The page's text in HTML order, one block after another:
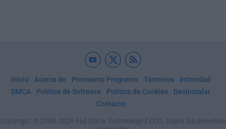
Inicio Acerca de Prensente Programa Términos
Intimidad
DMCA
Política de Software Política de Cookies
Desinstalar
Contacto
Copyright © 2009-2026 Full Stack Technology FZCO. Todos los derechos